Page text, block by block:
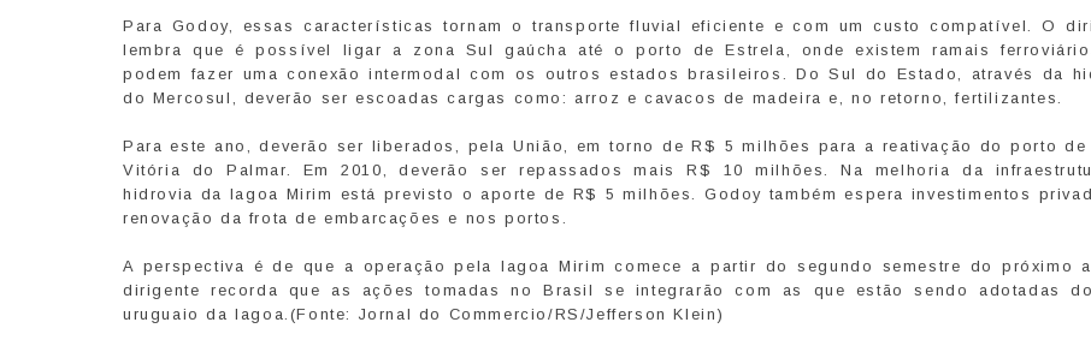
Para Godoy, essas características tornam o transporte fluvial eficiente e com um custo compatível. O
lembra que é possível ligar a zona Sul gaúcha até o porto de Estrela, onde existem ramais
podem fazer uma conexão intermodal com os outros estados brasileiros. Do Sul do Estado, através da
do Mercosul, deverão ser escoadas cargas como: arroz e cavacos de madeira e, no retorno, fertilizantes.
Para este ano, deverão ser liberados, pela União, em torno de R$ 5 milhões para a reativação do porto de
Vitória do Palmar. Em 2010, deverão ser repassados mais R$ 10 milhões. Na melhoria da
hidrovia da lagoa Mirim está previsto o aporte de R$ 5 milhões. Godoy também espera investimentos
renovação da frota de embarcações e nos portos.
A perspectiva é de que a operação pela lagoa Mirim comece a partir do segundo semestre do próximo
dirigente recorda que as ações tomadas no Brasil se integrarão com as que estão sendo adotadas
uruguaio da lagoa.(Fonte: Jornal do Commercio/RS/Jefferson Klein)